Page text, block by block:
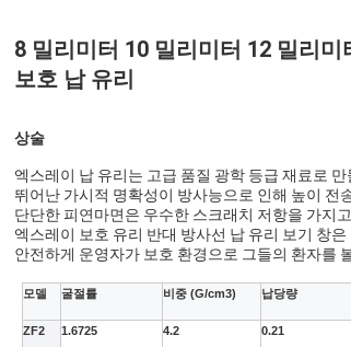
8 밀리미터 10 밀리미터 12 밀리
보호 납 유리
상술
엑스레이 납 유리는 고급 품질 광학 등급 재료로
뛰어난 가시적 명확성이 방사능으로 인해 높이 전
단단한 피연마면은 우수한 스크래치 저항을 가지고
엑스레이 보호 유리 반대 방사선 납 유리 보기 창
안전하게 운영자가 보호 환경으로 그들의 환자를
모델 굴절률 비중 (G/cm3) 납당량
ZF2 1.6725 4.2 0.21